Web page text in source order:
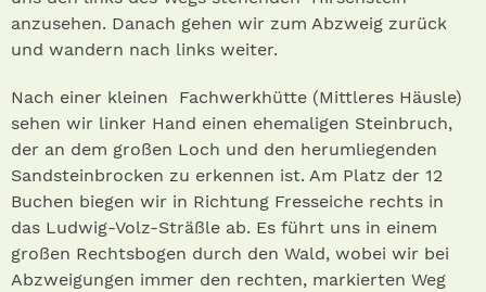
anzusehen. Danach gehen wir zum Abzweig zurück
und wandern nach links weiter.
Nach einer kleinen Fachwerkhütte (Mittleres Häusle)
sehen wir linker Hand einen ehemaligen Steinbruch,
der an dem großen Loch und den herumliegenden
Sandsteinbrocken zu erkennen ist. Am Platz der 12
Buchen biegen wir in Richtung Fresseiche rechts in
das Ludwig-Volz-Sträßle ab. Es führt uns in einem
großen Rechtsbogen durch den Wald, wobei wir bei
Abzweigungen immer den rechten, markierten Weg